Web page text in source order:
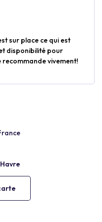
sur place ce qui est
disponibilité pour
vivement!